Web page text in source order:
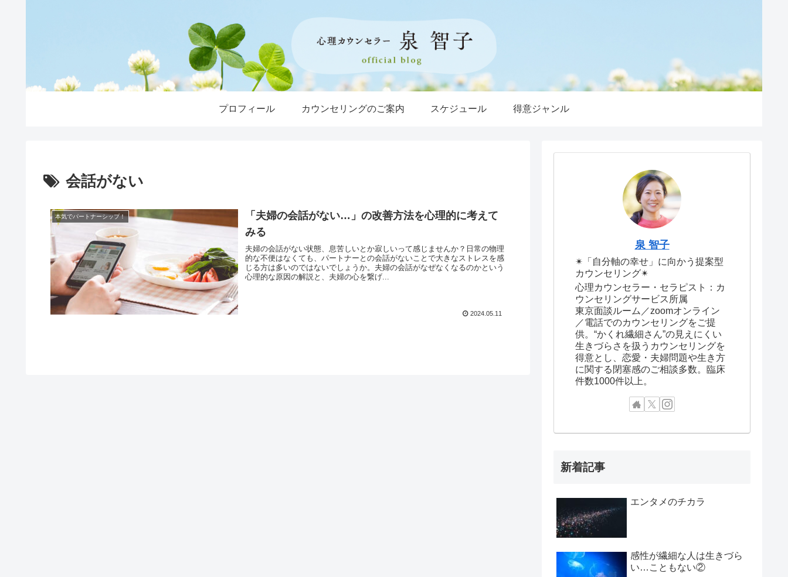
プロフィール カウンセリングのご案内 スケジュール 得意ジャンル
会話がない
本気でパートナーシップ！
「夫婦の会話がない…」の改善方法を心理的に考えて
みる
夫婦の会話がない状態、息苦しいとか寂しいって感じませんか？日常の物理
的な不便はなくても、パートナーとの会話がないことで大きなストレスを感
じる方は多いのではないでしょうか。夫婦の会話がなぜなくなるのかという
心理的な原因の解説と、夫婦の心を繋げ...
2024.05.11
泉 智子
✴︎「自分軸の幸せ」に向かう提案型
カウンセリング✴︎
心理カウンセラー・セラピスト：カ
ウンセリングサービス所属
東京面談ルーム／zoomオンライン
／電話でのカウンセリングをご提
供。“かくれ繊細さん”の見えにくい
生きづらさを扱うカウンセリングを
得意とし、恋愛・夫婦問題や生き方
に関する閉塞感のご相談多数。臨床
件数1000件以上。
新着記事
エンタメのチカラ
感性が繊細な人は生きづら
い…こともない②